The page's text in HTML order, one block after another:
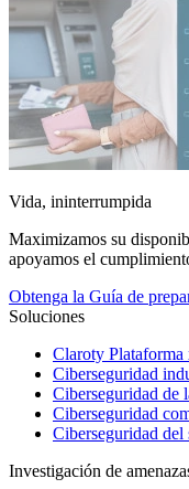
Vida, ininterrumpida
Maximizamos su
apoyamos el
Obtenga la Guía de
Soluciones
Claroty Plataforma
Ciberseguridad
Ciberseguridad de
Ciberseguridad
Ciberseguridad
Investigación de